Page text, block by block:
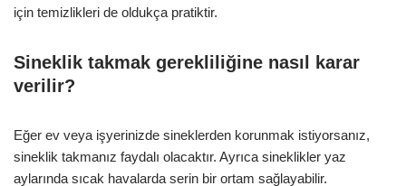
için temizlikleri de oldukça pratiktir.
Sineklik takmak gerekliliğine nasıl karar
verilir?
Eğer ev veya işyerinizde sineklerden korunmak istiyorsanız,
sineklik takmanız faydalı olacaktır. Ayrıca sineklikler yaz
aylarında sıcak havalarda serin bir ortam sağlayabilir.